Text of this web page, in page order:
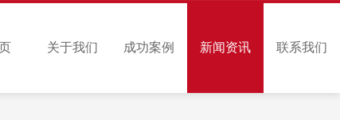
关于我们 成功案例 新闻资讯 联系我们